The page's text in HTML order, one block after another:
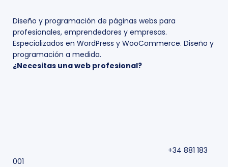
Diseño y programación de páginas webs para
profesionales, emprendedores y empresas.
Especializados en WordPress y WooCommerce. Diseño y
programación a medida.
¿Necesitas una web profesional?
+34 881 183
001